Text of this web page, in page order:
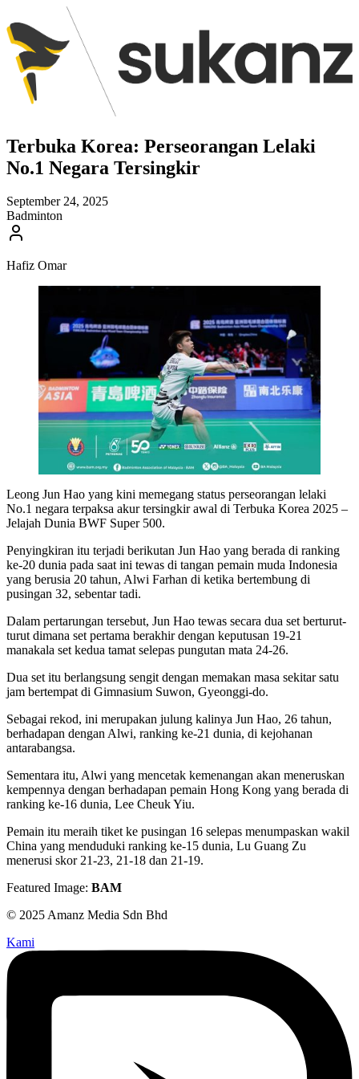
Terbuka Korea: Perseorangan Lelaki
No.1 Negara Tersingkir
September 24, 2025
Badminton
Hafiz Omar
Leong Jun Hao yang kini memegang status perseorangan lelaki
No.1 negara terpaksa akur tersingkir awal di Terbuka Korea 2025 –
Jelajah Dunia BWF Super 500.
Penyingkiran itu terjadi berikutan Jun Hao yang berada di ranking
ke-20 dunia pada saat ini tewas di tangan pemain muda Indonesia
yang berusia 20 tahun, Alwi Farhan di ketika bertembung di
pusingan 32, sebentar tadi.
Dalam pertarungan tersebut, Jun Hao tewas secara dua set berturut-
turut dimana set pertama berakhir dengan keputusan 19-21
manakala set kedua tamat selepas pungutan mata 24-26.
Dua set itu berlangsung sengit dengan memakan masa sekitar satu
jam bertempat di Gimnasium Suwon, Gyeonggi-do.
Sebagai rekod, ini merupakan julung kalinya Jun Hao, 26 tahun,
berhadapan dengan Alwi, ranking ke-21 dunia, di kejohanan
antarabangsa.
Sementara itu, Alwi yang mencetak kemenangan akan meneruskan
kempennya dengan berhadapan pemain Hong Kong yang berada di
ranking ke-16 dunia, Lee Cheuk Yiu.
Pemain itu meraih tiket ke pusingan 16 selepas menumpaskan wakil
China yang menduduki ranking ke-15 dunia, Lu Guang Zu
menerusi skor 21-23, 21-18 dan 21-19.
Featured Image: BAM
© 2025 Amanz Media Sdn Bhd
Kami